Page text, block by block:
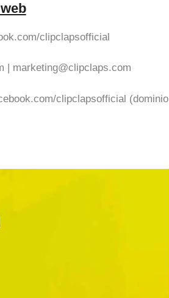
clipclapsofficial
marketing@clipclaps.com
clipclapsofficial (dominio